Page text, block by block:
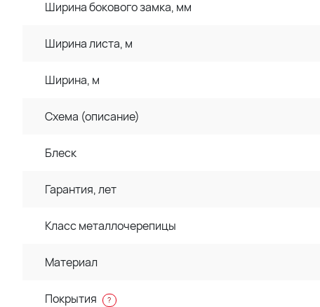
Ширина бокового замка, мм
Ширина листа, м
Ширина, м
Схема (описание)
Блеск
Гарантия, лет
Класс металлочерепицы
Материал
Покрытия ?